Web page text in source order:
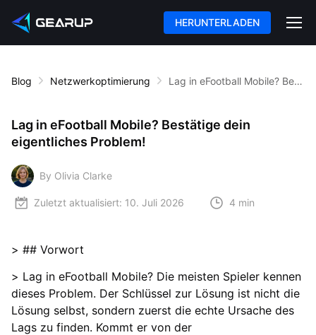
HERUNTERLADEN
Blog Netzwerkoptimierung Lag in eFootball Mobile? Bestätige dein eigentliches Problem!
Lag in eFootball Mobile? Bestätige dein
eigentliches Problem!
By Olivia Clarke
Zuletzt aktualisiert: 10. Juli 2026 4 min
> ## Vorwort
> Lag in eFootball Mobile? Die meisten Spieler kennen
dieses Problem. Der Schlüssel zur Lösung ist nicht die
Lösung selbst, sondern zuerst die echte Ursache des
Lags zu finden. Kommt er von der